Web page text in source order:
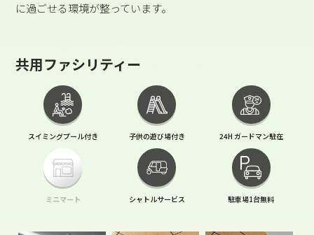
に過ごせる環境が整っています。
共用ファシリティー
スイミングプール付き 子供の遊び場付き 24H ガードマン駐在
ミニマート シャトルサービス 駐車場1台無料